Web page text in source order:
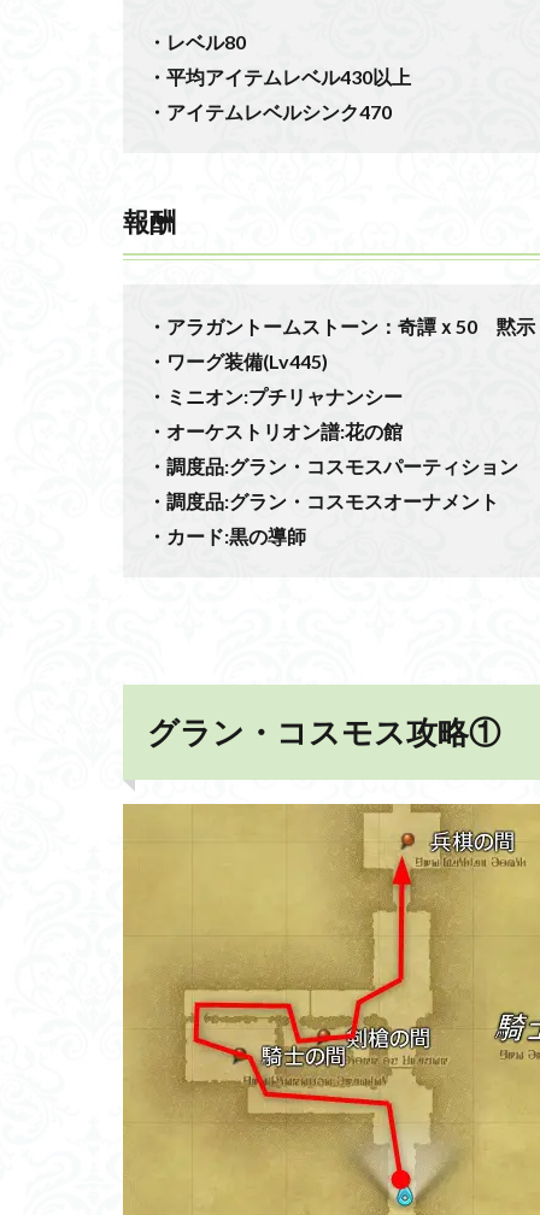
・レベル80
・平均アイテムレベル430以上
・アイテムレベルシンク470
報酬
・アラガントームストーン：奇譚ｘ50 黙示
・ワーグ装備(Lv445)
・ミニオン:プチリャナンシー
・オーケストリオン譜:花の館
・調度品:グラン・コスモスパーティション
・調度品:グラン・コスモスオーナメント
・カード:黒の導師
グラン・コスモス攻略①